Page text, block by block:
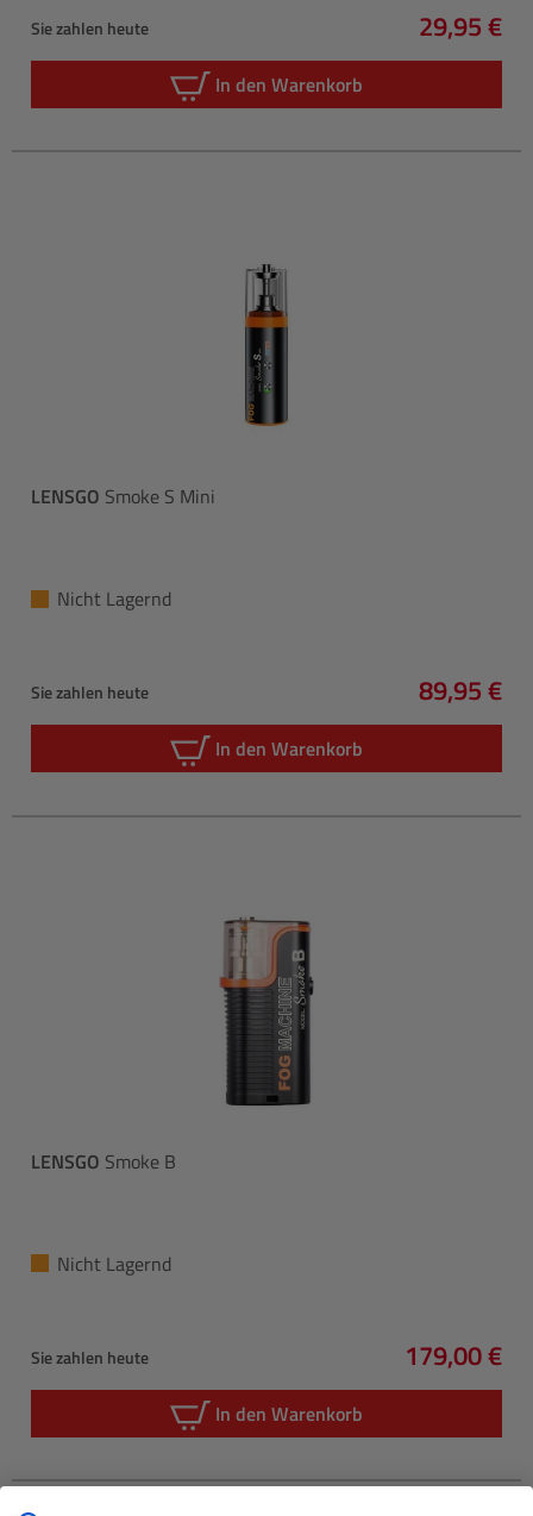
Sie zahlen heute 29,95 €
In den Warenkorb
LENSGO Smoke S Mini
Nicht Lagernd
Sie zahlen heute 89,95 €
In den Warenkorb
LENSGO Smoke B
Nicht Lagernd
Sie zahlen heute
Regulärer
179,00 €
In den Warenkorb